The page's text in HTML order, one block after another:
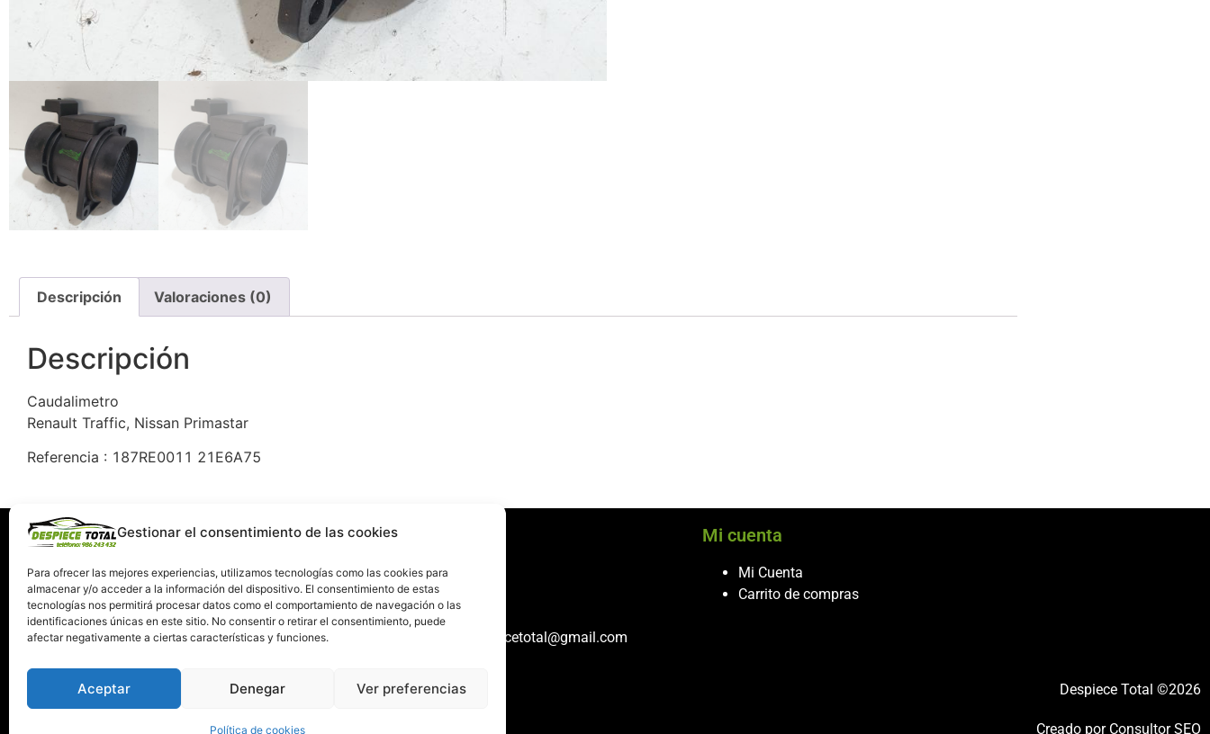
Gestionar el consentimiento de las cookies
Para ofrecer las mejores experiencias, utilizamos tecnologías como las cookies para
almacenar y/o acceder a la información del dispositivo. El consentimiento de estas
tecnologías nos permitirá procesar datos como el comportamiento de navegación o las
identificaciones únicas en este sitio. No consentir o retirar el consentimiento, puede
afectar negativamente a ciertas características y funciones.
Aceptar Denegar Ver preferencias
Política de cookies
Descripción Valoraciones (0)
Descripción
Caudalimetro
Renault Traffic, Nissan Primastar
Referencia : 187RE0011 21E6A75
Información
Quiénes somos
Condiciones de devolución y garantía
Política de Privacidad
Términos y Condiciones de Uso
Servicio al cliente
Contacto
986 243 432
608 867 074
recambiosdespiecetotal@gmail.com
Mi cuenta
Mi Cuenta
Carrito de compras
Despiece Total ©2026
Creado por Consultor SEO